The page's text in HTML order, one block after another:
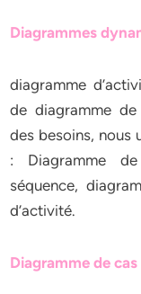
Diagrammes
diagramme
de diagramme
des besoins, nous
: Diagramme
séquence,
d’activité.
Diagramme de